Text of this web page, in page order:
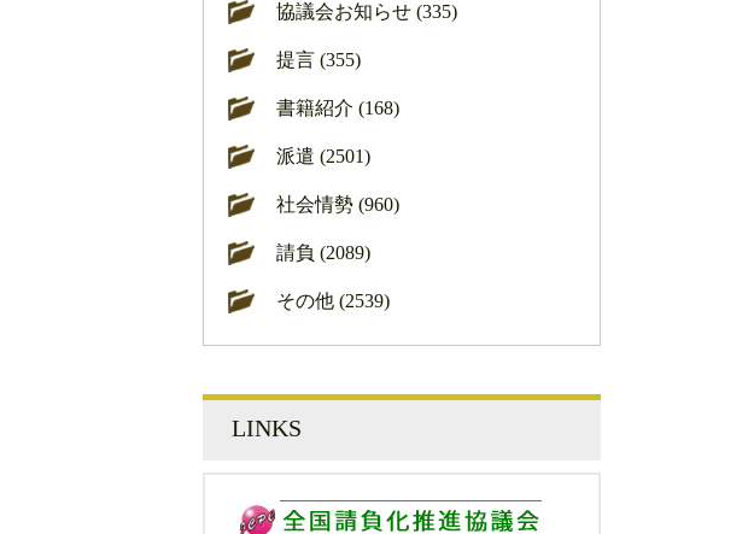
協議会お知らせ (335)
提言 (355)
書籍紹介 (168)
派遣 (2501)
社会情勢 (960)
請負 (2089)
その他 (2539)
LINKS